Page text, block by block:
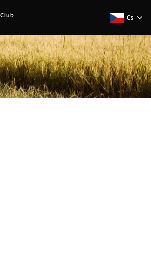
Club Cs